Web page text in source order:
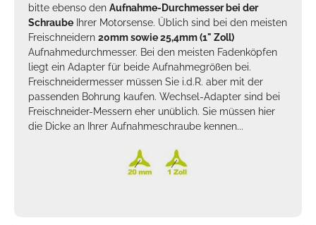
bitte ebenso den Aufnahme-Durchmesser bei der
Schraube Ihrer Motorsense. Üblich sind bei den meisten
Freischneidern 20mm sowie 25,4mm (1" Zoll)
Aufnahmedurchmesser. Bei den meisten Fadenköpfen
liegt ein Adapter für beide Aufnahmegrößen bei.
Freischneidermesser müssen Sie i.d.R. aber mit der
passenden Bohrung kaufen. Wechsel-Adapter sind bei
Freischneider-Messern eher unüblich. Sie müssen hier
die Dicke an Ihrer Aufnahmeschraube kennen...